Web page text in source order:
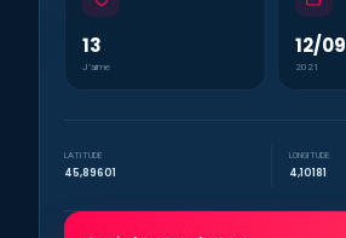
13
J’aime
12/09
2021
LATITUDE
45,89601
LONGITUDE
4,10181